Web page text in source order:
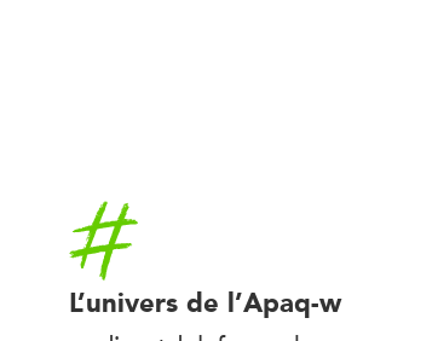
Accueil
L’univers de l’Apaq-w